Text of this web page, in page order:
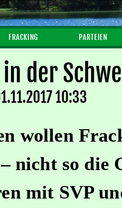
FRACKING PARTEIEN
der
10:33
wollen
nicht so die
mit SVP